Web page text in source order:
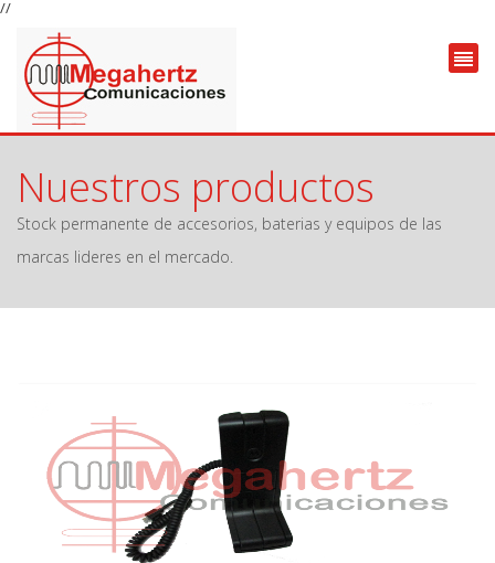
//
Nuestros productos
Stock permanente de accesorios, baterias y equipos de las
marcas lideres en el mercado.